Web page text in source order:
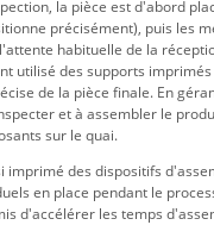
la pièce est d'abord
précisément), puis les
habituelle de la
utilisé des supports
de la pièce finale. En
et à assembler le
sur le quai.
imprimé des dispositifs
en place pendant le
d'accélérer les temps